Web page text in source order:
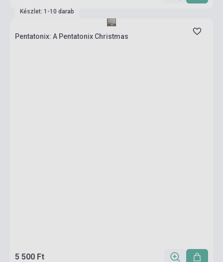
Készlet: 1-10 darab
Pentatonix: A Pentatonix Christmas
5 500 Ft